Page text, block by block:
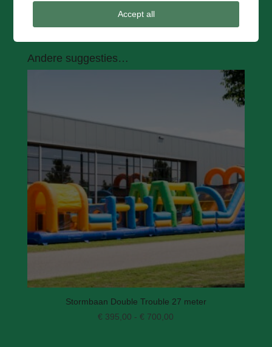
Andere suggesties…
Stormbaan Double Trouble 27 meter
€ 395,00 - € 700,00
Accept all